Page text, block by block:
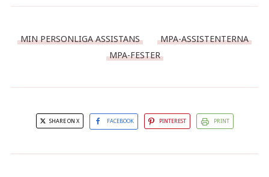
MIN PERSONLIGA ASSISTANS
MPA-ASSISTENTERNA
MPA-FESTER
SHARE ON X FACEBOOK PINTEREST PRINT